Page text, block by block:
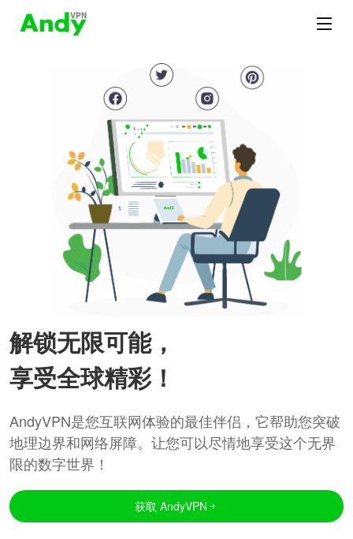
解锁无限可能，
享受全球精彩！
AndyVPN是您互联网体验的最佳伴侣，它帮助您突破
地理边界和网络屏障。让您可以尽情地享受这个无界
限的数字世界！
获取 AndyVPN